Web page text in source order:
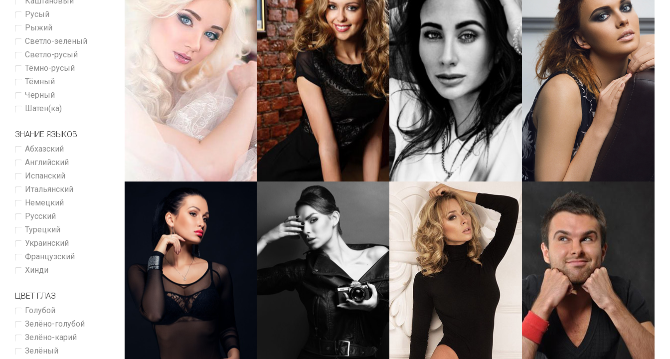
Русый
Рыжий
Светло-зеленый
Светло-русый
Тёмно-русый
Тёмный
Черный
Шатен(ка)
ЗНАНИЕ ЯЗЫКОВ
Абхазский
Английский
Испанский
Итальянский
Немецкий
Русский
Турецкий
Украинский
Французский
Хинди
ЦВЕТ ГЛАЗ
Голубой
Зелёно-голубой
Зелёно-карий
Зелёный